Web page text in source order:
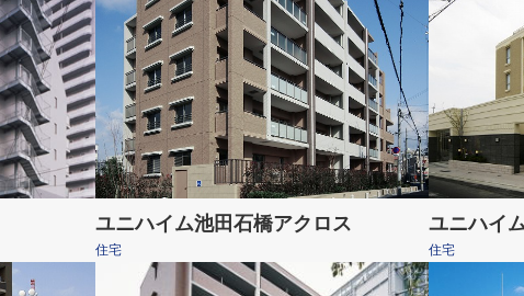
ユニハイム池田石橋アクロス
住宅
ユニハイ
住宅